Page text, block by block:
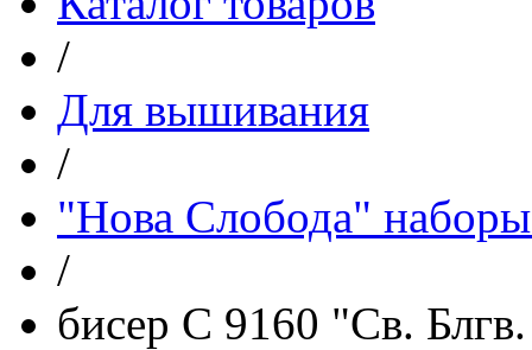
/
Для вышивания
/
"Нова Слобода"
/
бисер С 9160 "Св.